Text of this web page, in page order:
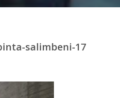
salimbeni-17